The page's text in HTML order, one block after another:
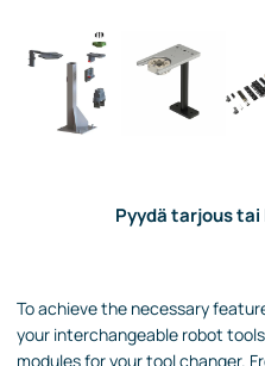
Pyydä tarjous
To achieve the necessary
your interchangeable robot
modules for your tool changer.